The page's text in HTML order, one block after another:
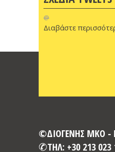
@
Διαβάστε
©ΔΙΟΓΕΝΗΣ ΜΚΟ -
ΤΗΛ: +30 213 023